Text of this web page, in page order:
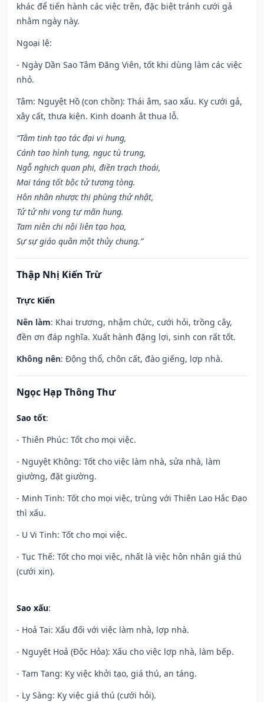
khác để tiến hành các việc trên, đặc biệt tránh cưới gả
nhằm ngày này.
Ngoại lệ:
- Ngày Dần Sao Tâm Đăng Viên, tốt khi dùng làm các việc
nhỏ.
Tâm: Nguyệt Hồ (con chồn): Thái âm, sao xấu. Kỵ cưới gả,
xây cất, thưa kiện. Kinh doanh ắt thua lỗ.
“Tâm tinh tạo tác đại vi hung,
Cánh tao hình tụng, ngục tù trung,
Ngỗ nghịch quan phi, điền trạch thoái,
Mai táng tốt bộc tử tương tòng.
Hôn nhân nhược thị phùng thử nhật,
Tử tử nhi vong tự mãn hung.
Tam niên chi nội liên tạo họa,
Sự sự giáo quân một thủy chung.”
Thập Nhị Kiến Trừ
Trực Kiến
Nên làm: Khai trương, nhậm chức, cưới hỏi, trồng cây,
đền ơn đáp nghĩa. Xuất hành đặng lợi, sinh con rất tốt.
Không nên: Động thổ, chôn cất, đào giếng, lợp nhà.
Ngọc Hạp Thông Thư
Sao tốt:
- Thiên Phúc: Tốt cho mọi việc.
- Nguyệt Không: Tốt cho việc làm nhà, sửa nhà, làm
giường, đặt giường.
- Minh Tinh: Tốt cho mọi việc, trùng với Thiên Lao Hắc Đạo
thì xấu.
- U Vi Tinh: Tốt cho mọi việc.
- Tục Thế: Tốt cho mọi việc, nhất là việc hôn nhân giá thú
(cưới xin).
Sao xấu:
- Hoả Tai: Xấu đối với việc làm nhà, lợp nhà.
- Nguyệt Hoả (Độc Hỏa): Xấu cho việc lợp nhà, làm bếp.
- Tam Tang: Kỵ việc khởi tạo, giá thú, an táng.
- Ly Sàng: Kỵ việc giá thú (cưới hỏi).